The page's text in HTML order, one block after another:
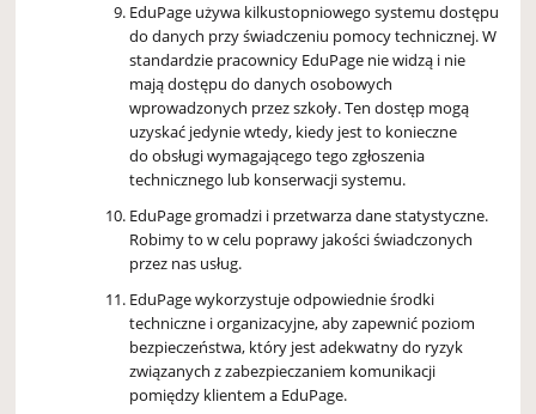
EduPage używa kilkustopniowego systemu dostępu
do danych przy świadczeniu pomocy technicznej. W
standardzie pracownicy EduPage nie widzą i nie
mają dostępu do danych osobowych
wprowadzonych przez szkoły. Ten dostęp mogą
uzyskać jedynie wtedy, kiedy jest to konieczne
do obsługi wymagającego tego zgłoszenia
technicznego lub konserwacji systemu.
EduPage gromadzi i przetwarza dane statystyczne.
Robimy to w celu poprawy jakości świadczonych
przez nas usług.
EduPage wykorzystuje odpowiednie środki
techniczne i organizacyjne, aby zapewnić poziom
bezpieczeństwa, który jest adekwatny do ryzyk
związanych z zabezpieczaniem komunikacji
pomiędzy klientem a EduPage.